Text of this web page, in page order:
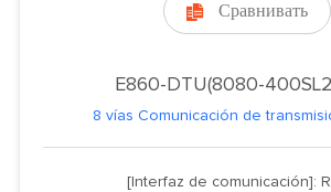
 Сравнивать
E860-DTU(8080-
8 vías Comunicación de
[Interfaz de comunicación]: